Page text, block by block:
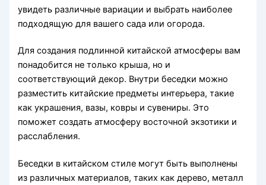
увидеть различные вариации и выбрать наиболее
подходящую для вашего сада или огорода.
Для создания подлинной китайской атмосферы вам
понадобится не только крыша, но и
соответствующий декор. Внутри беседки можно
разместить китайские предметы интерьера, такие
как украшения, вазы, ковры и сувениры. Это
поможет создать атмосферу восточной экзотики и
расслабления.
Беседки в китайском стиле могут быть выполнены
из различных материалов, таких как дерево, металл